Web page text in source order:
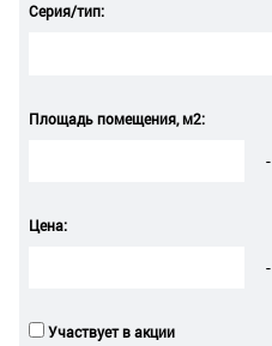
Серия/тип:
Площадь помещения, м2:
-
Цена:
-
Участвует в акции